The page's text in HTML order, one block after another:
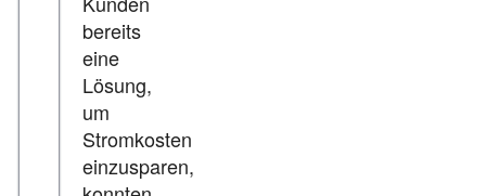
bereits
eine
Lösung,
um
Stromkosten
einzusparen,